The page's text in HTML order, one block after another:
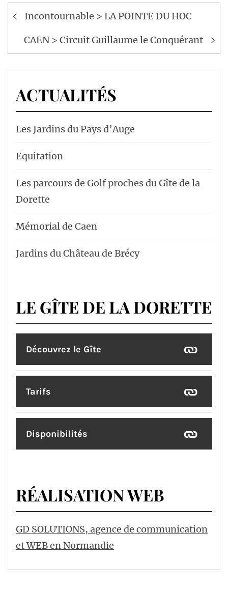
Navigation
l’article
Incontournable > LA POINTE DU HOC
CAEN > Circuit Guillaume le Conquérant
ACTUALITÉS
Les Jardins du Pays d’Auge
Equitation
Les parcours de Golf proches du Gîte de la
Dorette
Mémorial de Caen
Jardins du Château de Brécy
LE GÎTE DE LA DORETTE
Découvrez le Gîte
Tarifs
Disponibilités
RÉALISATION WEB
GD SOLUTIONS, agence de communication
et WEB en Normandie